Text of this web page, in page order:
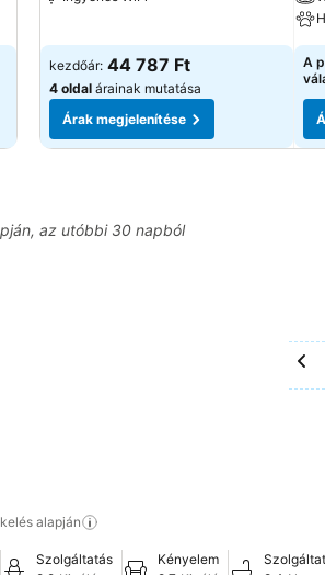
kezdőár: 44 787 Ft
4 oldal árainak mutatása
Árak megjelenítése
A
az utóbbi 30 napból
alapján
Szolgáltatás
Kényelem